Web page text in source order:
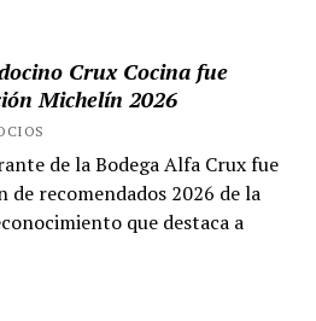
Crux Cocina fue
Michelín 2026
de la Bodega Alfa Crux fue
de recomendados 2026 de la
que destaca a